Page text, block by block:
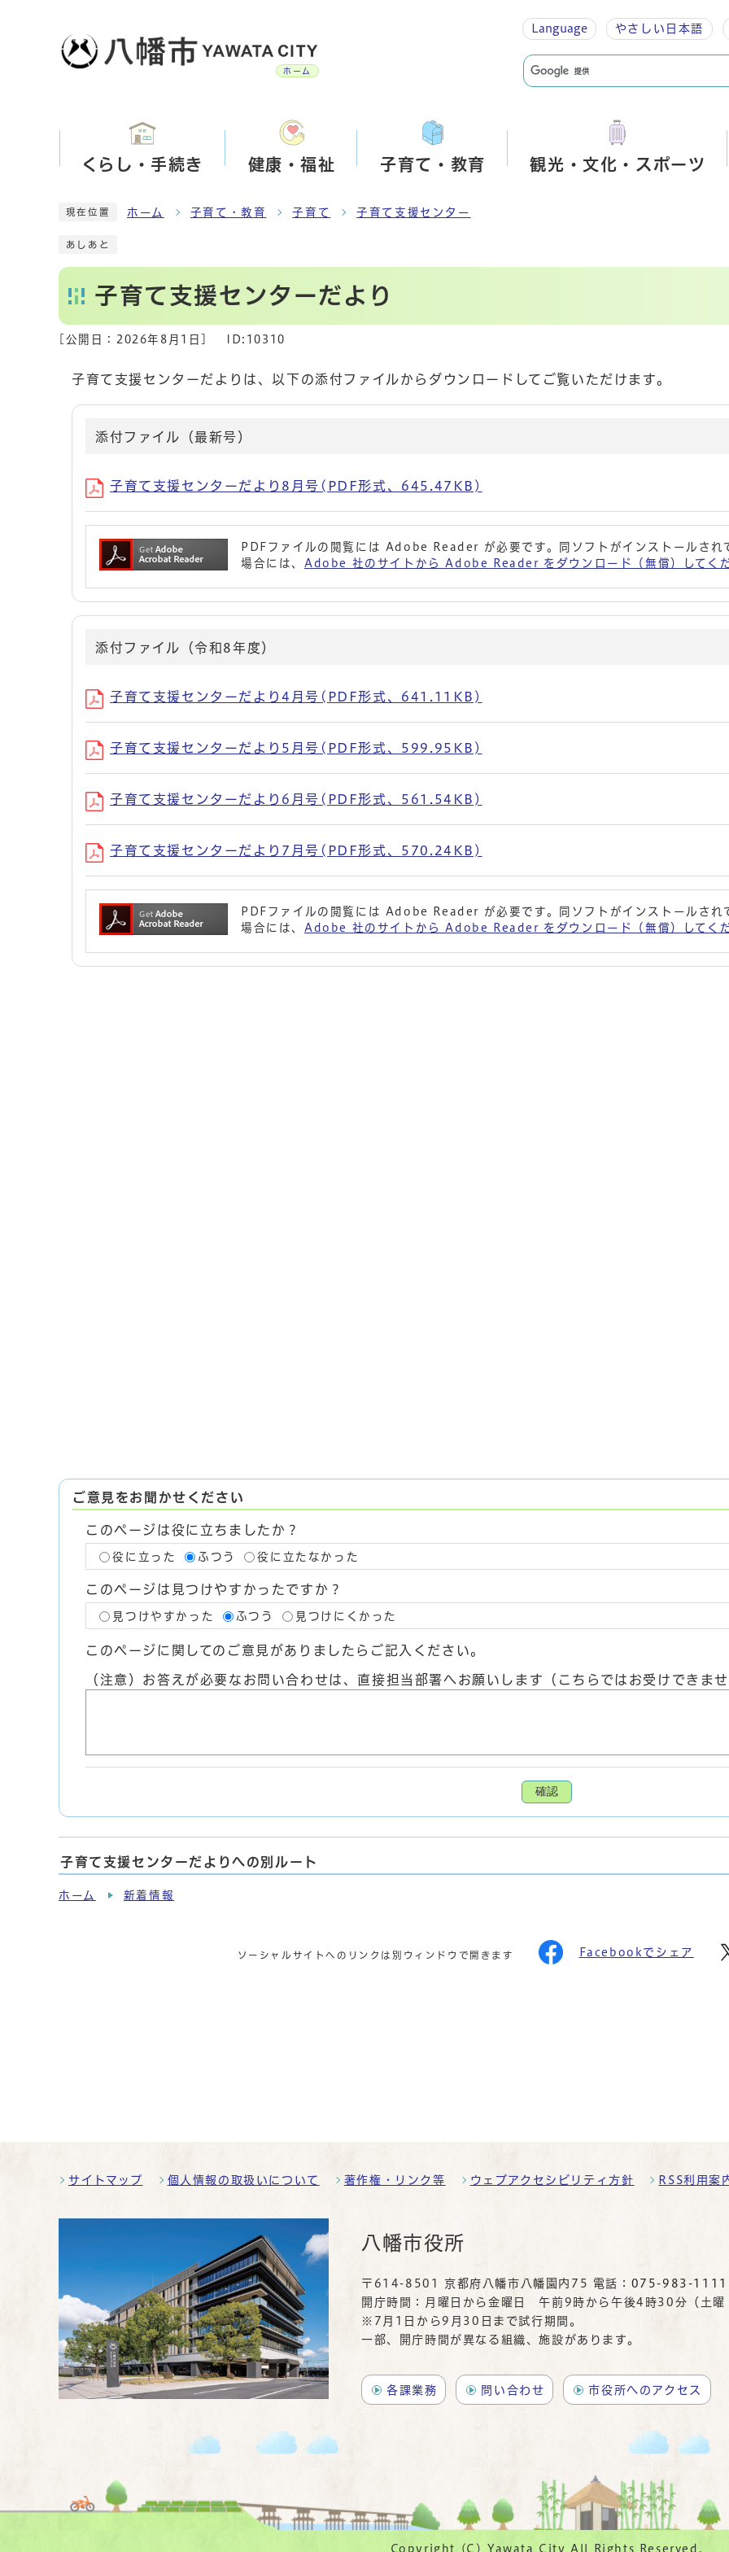
ホーム
Language やさしい 日本語
くらし・手続き 健康・福祉 子育て・教育 観光・文化・スポーツ
現在位置 ホーム 子育て・教育 子育て 子育て支援センター
あしあと
子育て支援センターだより
[公開日： 2026年8月1日 ID:10310
子育て支援センターだよりは、以下の添付ファイルからダウンロードしてご覧いただけます。
添付ファイル（最新号）
子育て支援センターだより8月号(PDF形式、645.47KB)
PDFファイルの閲覧には Adobe Reader が必要です。同ソフトがインストールされ
場合には、 Adobe 社のサイトから Adobe Reader をダウンロード（無償）してく
添付ファイル（令和8年度）
子育て支援センターだより4月号(PDF形式、641.11KB)
子育て支援センターだより5月号(PDF形式、599.95KB)
子育て支援センターだより6月号(PDF形式、561.54KB)
子育て支援センターだより7月号(PDF形式、570.24KB)
PDFファイルの閲覧には Adobe Reader が必要です。同ソフトがインストールされ
場合には、 Adobe 社のサイトから Adobe Reader をダウンロード（無償）してく
ご意見をお聞かせください
このページは役に立ちましたか？
役に立った ふつう 役に立たなかった
このページは見つけやすかったですか？
見つけやすかった ふつう 見つけにくかった
このページに関してのご意見がありましたらご記入ください。
（注意）お答えが必要なお問い合わせは、直接担当部署へお願いします（こちらではお受けできま
確認
子育て支援センターだよりへの別ルート
ホーム 新着情報
ソーシャルサイトへのリンクは別ウィンドウで開きます Facebookでシェア
サイトマップ 個人情報の取扱いについて 著作権・リンク等 ウェブアクセシビリティ方針 RSS利用案
八幡市役所
〒614-8501 京都府八幡市八幡園内75 電話： 075-983-1111
開庁時間：月曜日から金曜日 午前9時から午後4時30分（土曜
※7月1日から9月30日まで試行期間。
一部、開庁時間が異なる組織、施設があります。
各課業務 問い合わせ 市役所へのアクセス
Copyright (C) Yawata City All Rights Reserved.